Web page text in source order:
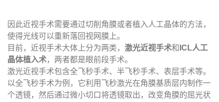
因此近视手术需要通过切削角膜或者植入人工晶体的方法，
使得光线可以重新落回视网膜上。
目前，近视手术大体上分为两类， 激光近视手术和 ICL人工
晶体植入术，两者都是眼前段手术。
激光近视手术包含全飞秒手术、半飞秒手术、表层手术等。
以全飞秒手术为例，它利用飞秒激光在角膜基质层内制作一
个透镜，然后通过微小切口将透镜取出，改变角膜的屈光状